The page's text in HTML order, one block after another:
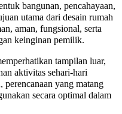
bangunan, pencahayaan,
utama dari desain rumah
aman, fungsional, serta
keinginan pemilik.
tampilan luar,
aktivitas sehari-hari
yang matang
secara optimal dalam